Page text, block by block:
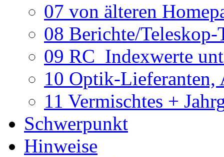
07 von älteren
08 Berichte/
09 RC_Indexwerte
10 Optik-Lieferanten,
11 Vermischtes +
Schwerpunkt
Hinweise